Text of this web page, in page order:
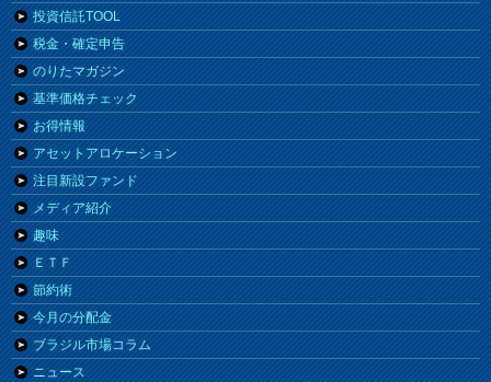
投資信託TOOL
税金・確定申告
のりたマガジン
基準価格チェック
お得情報
アセットアロケーション
注目新設ファンド
メディア紹介
趣味
ＥＴＦ
節約術
今月の分配金
ブラジル市場コラム
ニュース